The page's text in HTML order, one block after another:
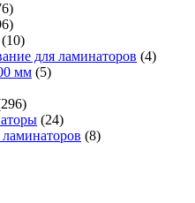
(10)
для ламинаторов (4)
мм (5)
(24)
(8)